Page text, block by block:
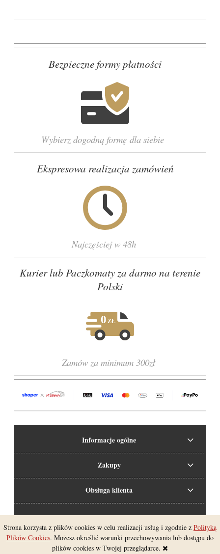
Strona korzysta z plików cookies w celu realizacji usług i zgodnie z Polityką
Plików Cookies. Możesz określić warunki przechowywania lub dostępu do
plików cookies w Twojej przeglądarce.
Bezpieczne formy płatności
Wybierz dogodną formę dla siebie
Ekspresowa realizacja zamówień
Najczęściej w 48h
Kurier lub Paczkomaty za darmo na terenie
Polski
Zamów za minimum 300zł
Informacje ogólne
Zakupy
Obsługa klienta
Pokaż pełną wersję strony
Sklep internetowy Shoper.pl